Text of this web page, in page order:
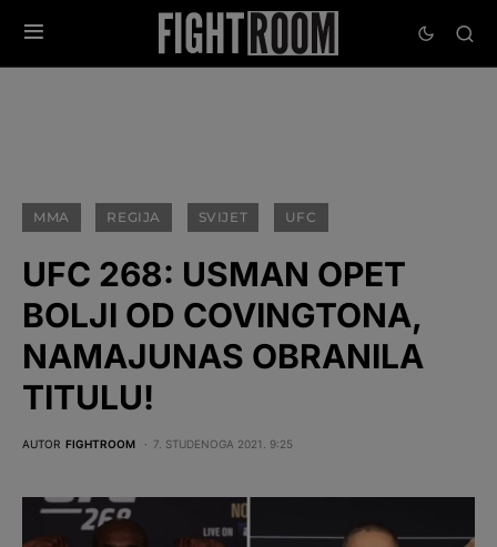
MMA REGIJA SVIJET UFC
UFC 268: USMAN OPET
BOLJI OD COVINGTONA,
NAMAJUNAS OBRANILA
TITULU!
AUTOR FIGHTROOM 7. STUDENOGA 2021. 9:25